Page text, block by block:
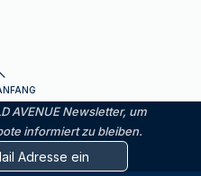
AVENUE Newsletter, um
informiert zu bleiben.